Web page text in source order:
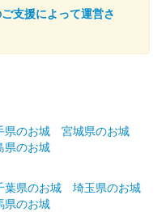
支援によって運営さ
県のお城
宮城県のお城
県のお城
葉県のお城
埼玉県のお城
県のお城